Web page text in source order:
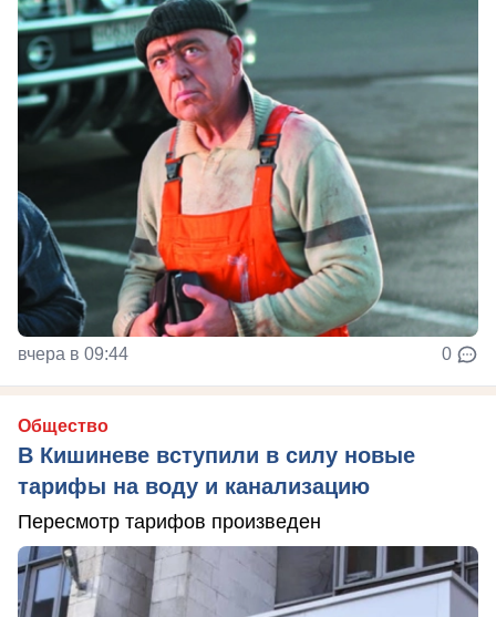
вчера в 09:44 0
Общество
В Кишиневе вступили в силу новые
тарифы на воду и канализацию
Пересмотр тарифов произведен